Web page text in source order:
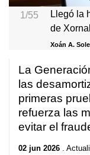
1/55
Llegó la
de
Xoán A.
La
las
primeras
refuerza las
evitar el
02 jun 2026 .